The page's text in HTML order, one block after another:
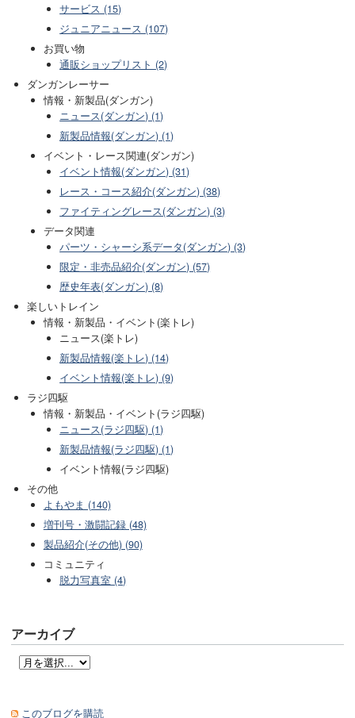
サービス (15)
ジュニアニュース (107)
お買い物
通販ショップリスト (2)
ダンガンレーサー
情報・新製品(ダンガン)
ニュース(ダンガン) (1)
新製品情報(ダンガン) (1)
イベント・レース関連(ダンガン)
イベント情報(ダンガン) (31)
レース・コース紹介(ダンガン) (38)
ファイティングレース(ダンガン) (3)
データ関連
パーツ・シャーシ系データ(ダンガン) (3)
限定・非売品紹介(ダンガン) (57)
歴史年表(ダンガン) (8)
楽しいトレイン
情報・新製品・イベント(楽トレ)
ニュース(楽トレ)
新製品情報(楽トレ) (14)
イベント情報(楽トレ) (9)
ラジ四駆
情報・新製品・イベント(ラジ四駆)
ニュース(ラジ四駆) (1)
新製品情報(ラジ四駆) (1)
イベント情報(ラジ四駆)
その他
よもやま (140)
増刊号・激闘記録 (48)
製品紹介(その他) (90)
コミュニティ
脱力写真室 (4)
アーカイブ
このブログを購読